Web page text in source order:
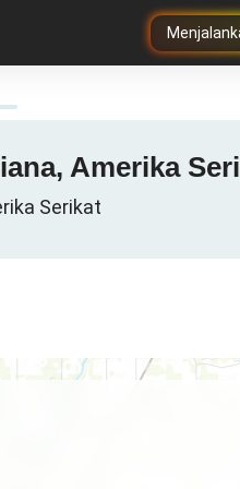
Amerika
Serikat